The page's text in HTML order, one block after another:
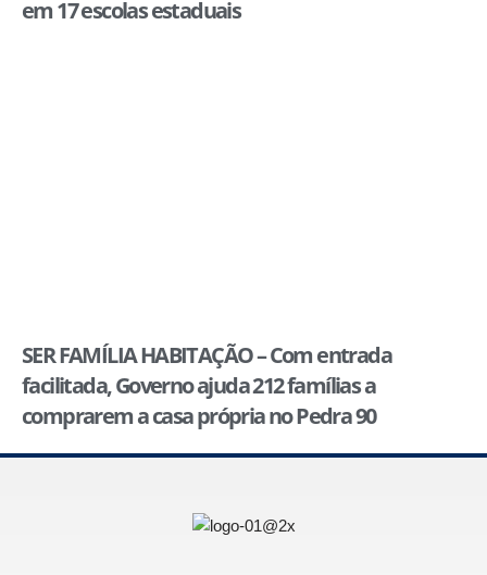
em 17 escolas estaduais
SER FAMÍLIA HABITAÇÃO – Com entrada
facilitada, Governo ajuda 212 famílias a
comprarem a casa própria no Pedra 90